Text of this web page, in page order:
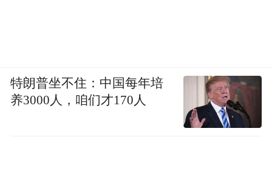
特朗普坐不住：中国每年培
养3000人，咱们才170人